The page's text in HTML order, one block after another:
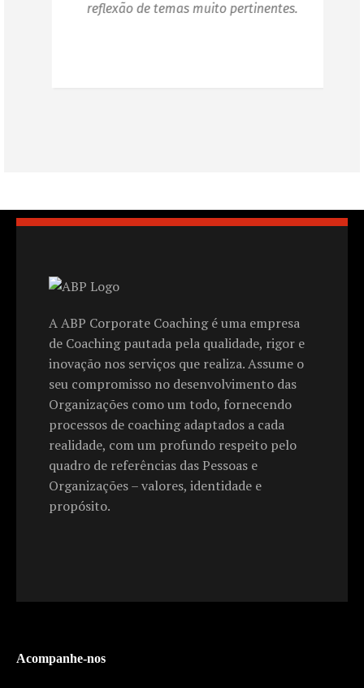
reflexão de temas muito pertinentes.
A ABP Corporate Coaching é uma empresa
de Coaching pautada pela qualidade, rigor e
inovação nos serviços que realiza. Assume o
seu compromisso no desenvolvimento das
Organizações como um todo, fornecendo
processos de coaching adaptados a cada
realidade, com um profundo respeito pelo
quadro de referências das Pessoas e
Organizações – valores, identidade e
propósito.
Acompanhe-nos